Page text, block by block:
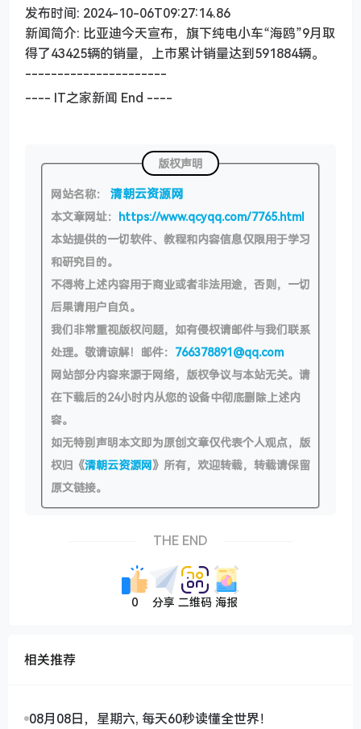
发布时间: 2024-10-06T09:27:14.86
新闻简介: 比亚迪今天宣布，旗下纯电小车“海鸥”9月取
得了43425辆的销量，上市累计销量达到591884辆。
----------------------
---- IT之家新闻 End ----
版权声明
网站名称： 清朝云资源网
本文章网址： https://www.qcyqq.com/7765.html
本站提供的一切软件、教程和内容信息仅限用于学习
和研究目的。
不得将上述内容用于商业或者非法用途，否则，一切
后果请用户自负。
我们非常重视版权问题，如有侵权请邮件与我们联系
处理。敬请谅解！邮件： 766378891@qq.com
网站部分内容来源于网络，版权争议与本站无关。请
在下载后的24小时内从您的设备中彻底删除上述内
容。
如无特别声明本文即为原创文章仅代表个人观点，版
权归《清朝云资源网》所有，欢迎转载，转载请保留
原文链接。
THE END
0 分享 二维码 海报
相关推荐
08月08日，星期六, 每天60秒读懂全世界！